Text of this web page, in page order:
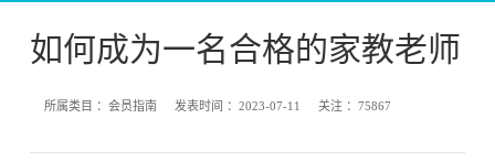
如何成为一名合格的家教老师
所属类目 ：会员指南 发表时间 ：2023-07-11 关注 ：75867